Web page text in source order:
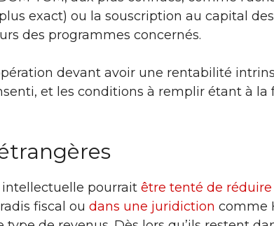
exact) ou la souscription au capital des
des programmes concernés.
devant avoir une rentabilité
et les conditions à remplir étant à la
pourrait être tenté de réduire
fiscal ou dans une juridiction comme